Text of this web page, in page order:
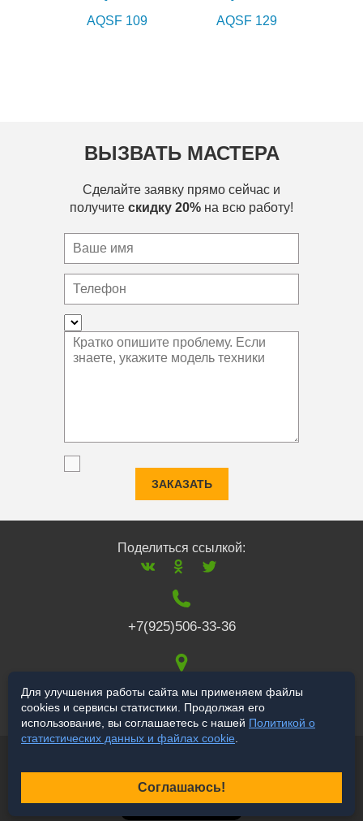
AQSF 109
AQSF 129
ВЫЗВАТЬ МАСТЕРА
Сделайте заявку прямо сейчас и
получите скидку 20% на всю работу!
ЗАКАЗАТЬ
Поделиться ссылкой:
+7(925)506-33-36
117519,г. Москва,
Варшавское ш., 132
Продвижение сайта
Для улучшения работы сайта мы применяем файлы
cookies и сервисы статистики. Продолжая его
использование, вы соглашаетесь с нашей Политикой о
статистических данных и файлах cookie
Соглашаюсь!